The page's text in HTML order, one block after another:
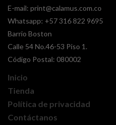
E-mail: print@calamus.com.co
Whatsapp: +57 316 822 9695
Barrio Boston
Calle 54 No.46-53 Piso 1.
Código Postal: 080002
Inicio
Tienda
Política de privacidad
Contáctanos